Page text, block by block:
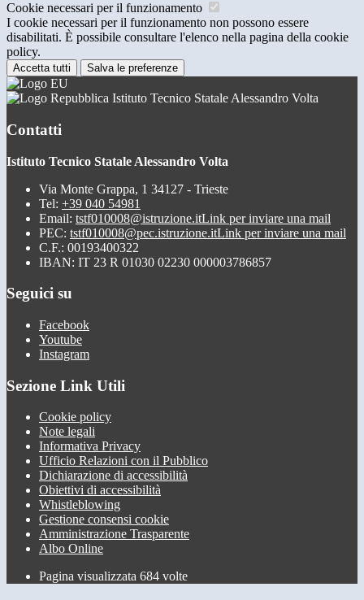
Cookie necessari per il funzionamento
I cookie necessari per il funzionamento non possono essere
disabilitati. È possibile consultare l'elenco nella pagina della cookie
policy.
Accetta tutti Salva le preferenze
Istituto Tecnico Statale Alessandro Volta
Contatti
Istituto Tecnico Statale Alessandro Volta
Via Monte Grappa, 1 34127 - Trieste
Tel: +39 040 54981
Email: tstf010008@istruzione.itLink per inviare una mail
PEC: tstf010008@pec.istruzione.itLink per inviare una mail
C.F.: 00193400322
IBAN: IT 23 R 01030 02230 000003786857
Seguici su
Facebook
Youtube
Instagram
Sezione Link Utili
Cookie policy
Note legali
Informativa Privacy
Ufficio Relazioni con il Pubblico
Dichiarazione di accessibilità
Obiettivi di accessibilità
Whistleblowing
Gestione consensi cookie
Amministrazione Trasparente
Albo Online
Pagina visualizzata 684 volte